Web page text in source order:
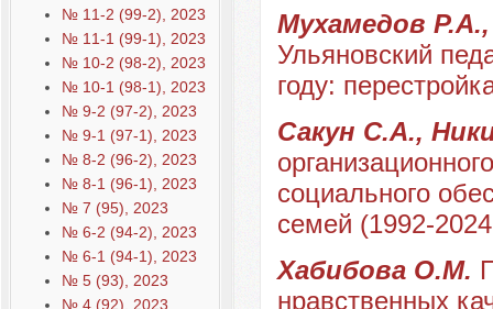
№ 11-2 (99-2), 2023
№ 11-1 (99-1), 2023
№ 10-2 (98-2), 2023
№ 10-1 (98-1), 2023
№ 9-2 (97-2), 2023
№ 9-1 (97-1), 2023
№ 8-2 (96-2), 2023
№ 8-1 (96-1), 2023
№ 7 (95), 2023
№ 6-2 (94-2), 2023
№ 6-1 (94-1), 2023
№ 5 (93), 2023
№ 4 (92), 2023
Мухамедов
Ульяновский
году:
Сакун С.А.,
социального
семей (1992-2024
Хабибова О.М.
нравственных